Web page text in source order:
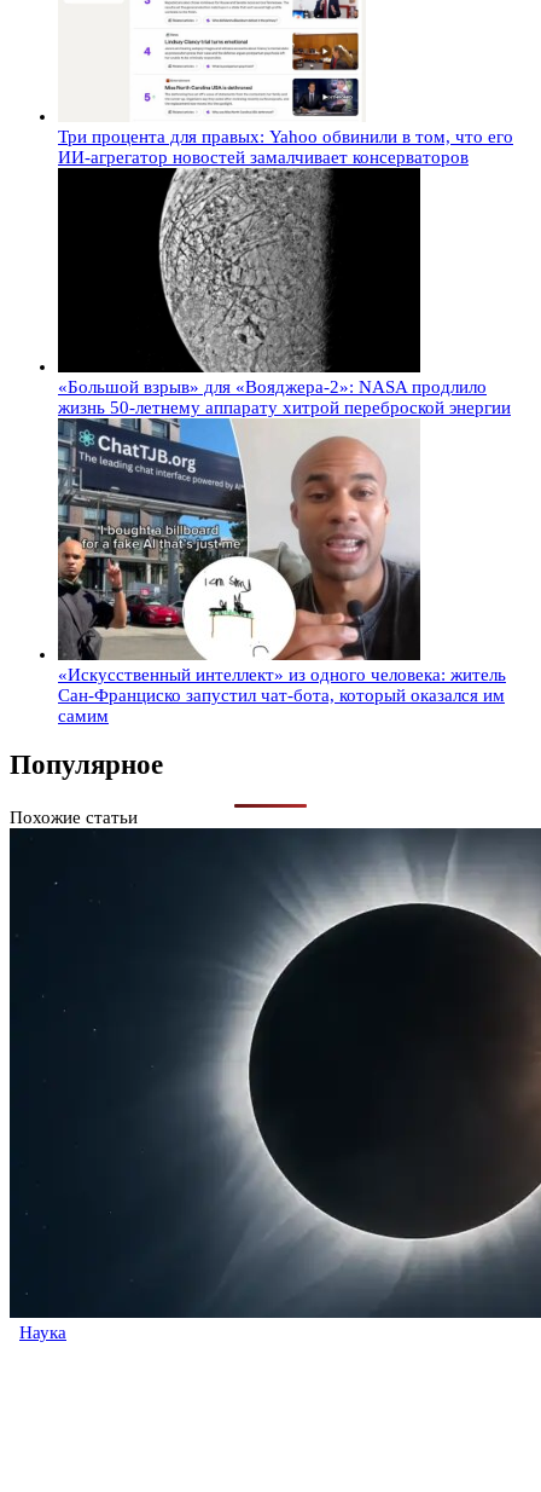
Три процента для правых: Yahoo обвинили в том, что его
ИИ-агрегатор новостей замалчивает консерваторов
«Большой взрыв» для «Вояджера-2»: NASA продлило
жизнь 50-летнему аппарату хитрой переброской энергии
«Искусственный интеллект» из одного человека: житель
Сан-Франциско запустил чат-бота, который оказался им
самим
Популярное
Похожие статьи
Наука